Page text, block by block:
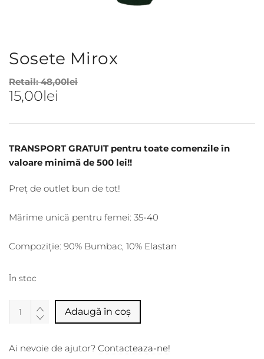
Sosete Mirox
Retail:48,00lei
15,00lei
TRANSPORT GRATUIT pentru toate comenzile în
valoare minimă de 500 lei!!
Preț de outlet bun de tot!
Mărime unică pentru femei: 35-40
Compoziție: 90% Bumbac, 10% Elastan
În stoc
Adaugă în coș
Ai nevoie de ajutor? Contacteaza-ne!